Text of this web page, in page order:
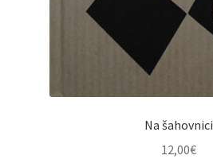
Na šahovnici
12,00€